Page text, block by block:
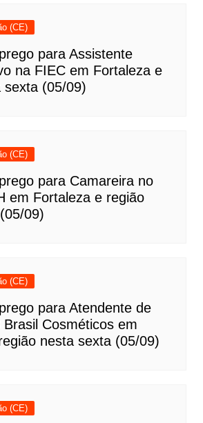
(CE)
para Assistente
na FIEC em Fortaleza e
sexta (05/09)
(CE)
para Camareira no
em Fortaleza e região
09)
(CE)
para Atendente de
Brasil Cosméticos em
nesta sexta (05/09)
(CE)